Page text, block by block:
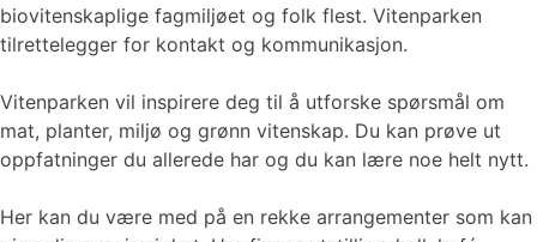
biovitenskaplige fagmiljøet og folk flest. Vitenparken
tilrettelegger for kontakt og kommunikasjon.
Vitenparken vil inspirere deg til å utforske spørsmål om
mat, planter, miljø og grønn vitenskap. Du kan prøve ut
oppfatninger du allerede har og du kan lære noe helt nytt.
Her kan du være med på en rekke arrangementer som kan